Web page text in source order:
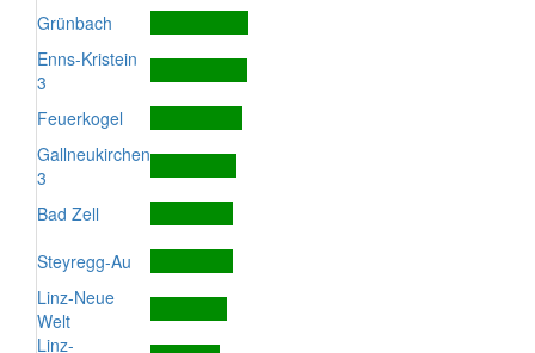
Grünbach
Enns-Kristein
3
Feuerkogel
Gallneukirchen
3
Bad Zell
Steyregg-Au
Linz-Neue
Welt
Linz-